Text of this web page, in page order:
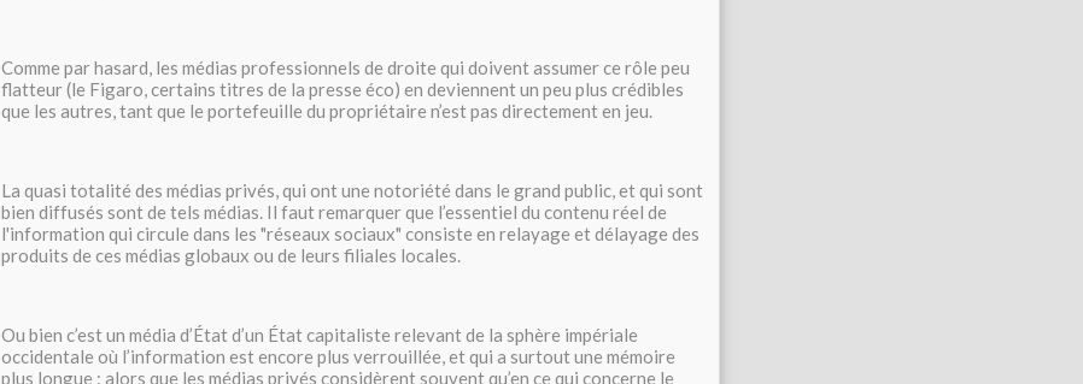
Comme par hasard, les médias professionnels de droite qui doivent assumer ce rôle peu
flatteur (le Figaro, certains titres de la presse éco) en deviennent un peu plus crédibles
que les autres, tant que le portefeuille du propriétaire n’est pas directement en jeu.
La quasi totalité des médias privés, qui ont une notoriété dans le grand public, et qui sont
bien diffusés sont de tels médias. Il faut remarquer que l’essentiel du contenu réel de
l'information qui circule dans les "réseaux sociaux" consiste en relayage et délayage des
produits de ces médias globaux ou de leurs filiales locales.
Ou bien c’est un média d’État d’un État capitaliste relevant de la sphère impériale
occidentale où l’information est encore plus verrouillée, et qui a surtout une mémoire
plus longue : alors que les médias privés considèrent souvent qu’en ce qui concerne le